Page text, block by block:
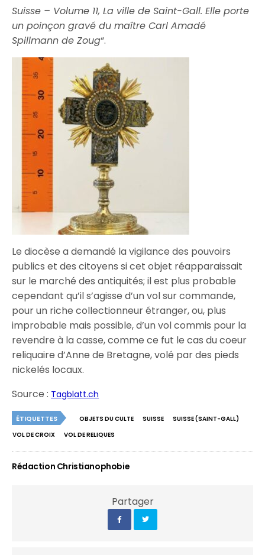
Suisse – Volume 11, La ville de Saint-Gall. Elle porte
un poinçon gravé du maître Carl Amadé
Spillmann de Zoug“.
Le diocèse a demandé la vigilance des pouvoirs
publics et des citoyens si cet objet réapparaissait
sur le marché des antiquités; il est plus probable
cependant qu’il s’agisse d’un vol sur commande,
pour un riche collectionneur étranger, ou, plus
improbable mais possible, d’un vol commis pour la
revendre à la casse, comme ce fut le cas du coeur
reliquaire d’Anne de Bretagne, volé par des pieds
nickelés locaux.
Source : Tagblatt.ch
ÉTIQUETTES OBJETS DU CULTE SUISSE
SUISSE (SAINT-GALL)
VOL DE CROIX
VOL DE RELIQUES
Rédaction Christianophobie
Partager